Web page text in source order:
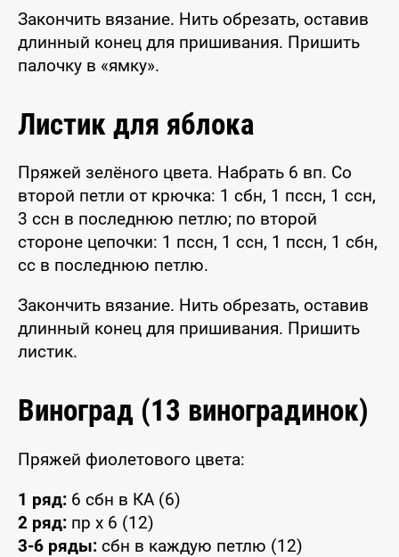
Закончить вязание. Нить обрезать, оставив
длинный конец для пришивания. Пришить
палочку в «ямку».
Листик для яблока
Пряжей зелёного цвета. Набрать 6 вп. Со
второй петли от крючка: 1 сбн, 1 пссн, 1 ссн,
3 ссн в последнюю петлю; по второй
стороне цепочки: 1 пссн, 1 ссн, 1 пссн, 1 сбн,
сс в последнюю петлю.
Закончить вязание. Нить обрезать, оставив
длинный конец для пришивания. Пришить
листик.
Виноград (13 виноградинок)
Пряжей фиолетового цвета:
1 ряд: 6 сбн в КА (6)
2 ряд: пр x 6 (12)
3-6 ряды: сбн в каждую петлю (12)